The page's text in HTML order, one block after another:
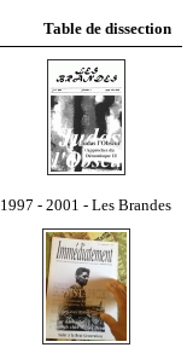
Table de dissection
1997 - 2001 - Les Brandes